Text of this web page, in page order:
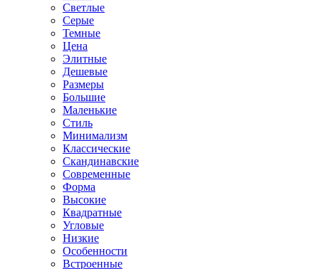
Светлые
Серые
Темные
Цена
Элитные
Дешевые
Размеры
Большие
Маленькие
Стиль
Минимализм
Классические
Скандинавские
Современные
Форма
Высокие
Квадратные
Угловые
Низкие
Особенности
Встроенные